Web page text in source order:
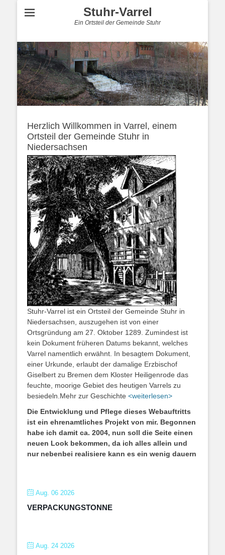
Stuhr-Varrel
Ein Ortsteil der Gemeinde Stuhr
Herzlich Willkommen in Varrel, einem
Ortsteil der Gemeinde Stuhr in
Niedersachsen
Stuhr-Varrel ist ein Ortsteil der Gemeinde Stuhr in
Niedersachsen, auszugehen ist von einer
Ortsgründung am 27. Oktober 1289. Zumindest ist
kein Dokument früheren Datums bekannt, welches
Varrel namentlich erwähnt. In besagtem Dokument,
einer Urkunde, erlaubt der damalige Erzbischof
Giselbert zu Bremen dem Kloster Heiligenrode das
feuchte, moorige Gebiet des heutigen Varrels zu
besiedeln.Mehr zur Geschichte <weiterlesen>
Die Entwicklung und Pflege dieses Webauftritts
ist ein ehrenamtliches Projekt von mir. Begonnen
habe ich damit ca. 2004, nun soll die Seite einen
neuen Look bekommen, da ich alles allein und
nur nebenbei realisiere kann es ein wenig dauern
Aug. 06 2026
VERPACKUNGSTONNE
Aug. 24 2026